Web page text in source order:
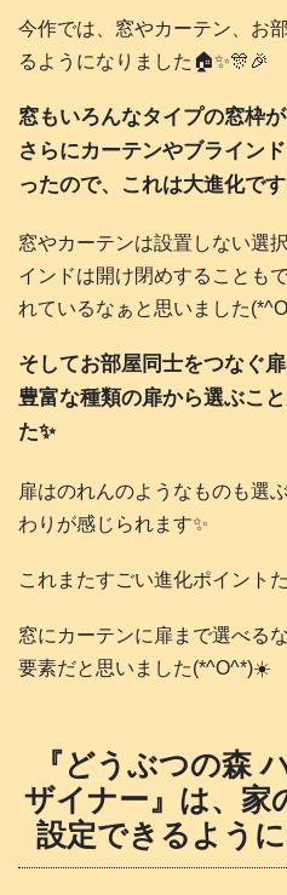
今作では、窓やカーテン、お
るようになりました🏠️✨🎊🎉
窓もいろんなタイプの窓枠
さらにカーテンやブライン
ったので、これは大進化です
窓やカーテンは設置しない選
インドは開け閉めすることも
れているなぁと思いました
そしてお部屋同士をつなぐ
豊富な種類の扉から選ぶこ
た✨
扉はのれんのようなものも選
わりが感じられます✨
これまたすごい進化ポイント
窓にカーテンに扉まで選べる
要素だと思いました(*^O^*)☀️
『どうぶつの森
ザイナー』は、家
設定できるよう